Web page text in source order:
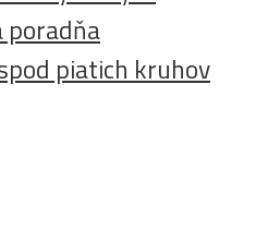
poradňa
piatich kruhov